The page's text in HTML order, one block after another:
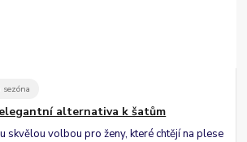
sezóna
alternativa k šatům
skvělou volbou pro ženy, které chtějí na plese